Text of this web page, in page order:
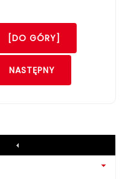
[DO GÓRY]
NASTĘPNY